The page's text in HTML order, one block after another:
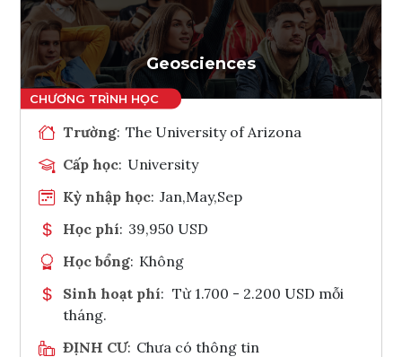
Geosciences
Trường: The University of Arizona
Cấp học: University
Kỳ nhập học: Jan,May,Sep
Học phí: 39,950 USD
Học bổng: Không
Sinh hoạt phí: Từ 1.700 - 2.200 USD mỗi
tháng.
ĐỊNH CƯ: Chưa có thông tin